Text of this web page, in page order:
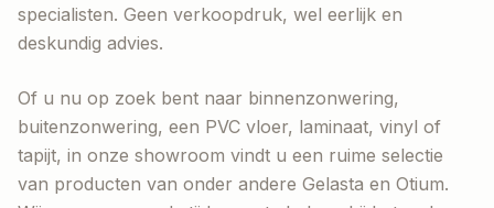
specialisten. Geen verkoopdruk, wel eerlijk en
deskundig advies.
Of u nu op zoek bent naar binnenzonwering,
buitenzonwering, een PVC vloer, laminaat, vinyl of
tapijt, in onze showroom vindt u een ruime selectie
van producten van onder andere Gelasta en Otium.